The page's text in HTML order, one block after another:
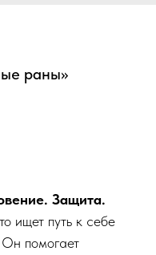
раны»
Защита.
ищет путь к себе
Он помогает